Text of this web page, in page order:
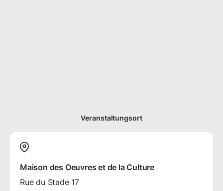
Veranstaltungsort
Maison des Oeuvres et de la Culture
Rue du Stade 17